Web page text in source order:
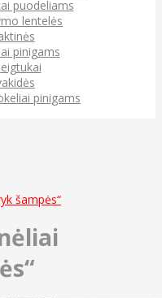
puodeliams
lentelės
pinigams
pinigams
šampės“